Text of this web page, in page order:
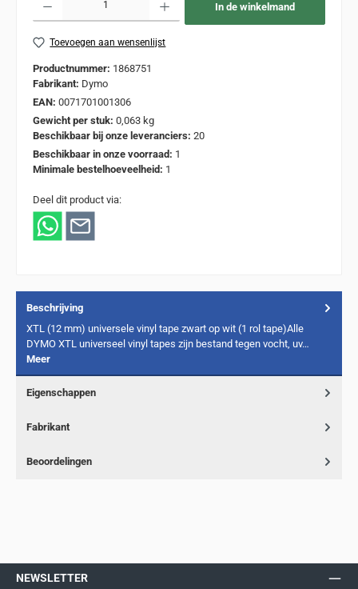
In de winkelmand
Toevoegen aan wensenlijst
Productnummer: 1868751
Fabrikant: Dymo
EAN: 0071701001306
Gewicht per stuk: 0,063 kg
Beschikbaar bij onze leveranciers: 20
Beschikbaar in onze voorraad: 1
Minimale bestelhoeveelheid: 1
Deel dit product via:
Beschrijving
XTL (12 mm) universele vinyl tape zwart op wit (1 rol tape)Alle
DYMO XTL universeel vinyl tapes zijn bestand tegen vocht, uv…
Meer
Eigenschappen
Fabrikant
Beoordelingen
NEWSLETTER